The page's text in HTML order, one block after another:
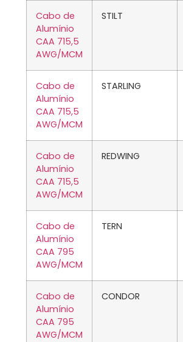
Cabo de
Alumínio
CAA 715,5
AWG/MCM
STILT
Cabo de
Alumínio
CAA 715,5
AWG/MCM
STARLING
Cabo de
Alumínio
CAA 715,5
AWG/MCM
REDWING
Cabo de
Alumínio
CAA 795
AWG/MCM
TERN
Cabo de
Alumínio
CAA 795
AWG/MCM
CONDOR